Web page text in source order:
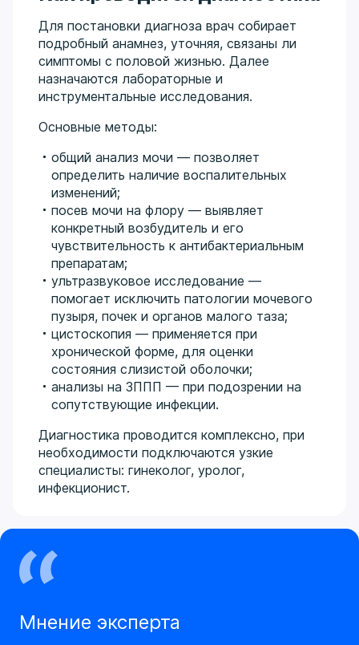
Для постановки диагноза врач собирает
подробный анамнез, уточняя, связаны ли
симптомы с половой жизнью. Далее
назначаются лабораторные и
инструментальные исследования.
Основные методы:
общий анализ мочи — позволяет
определить наличие воспалительных
изменений;
посев мочи на флору — выявляет
конкретный возбудитель и его
чувствительность к антибактериальным
препаратам;
ультразвуковое исследование —
помогает исключить патологии мочевого
пузыря, почек и органов малого таза;
цистоскопия — применяется при
хронической форме, для оценки
состояния слизистой оболочки;
анализы на ЗППП — при подозрении на
сопутствующие инфекции.
Диагностика проводится комплексно, при
необходимости подключаются узкие
специалисты: гинеколог, уролог,
инфекционист.
Мнение эксперта